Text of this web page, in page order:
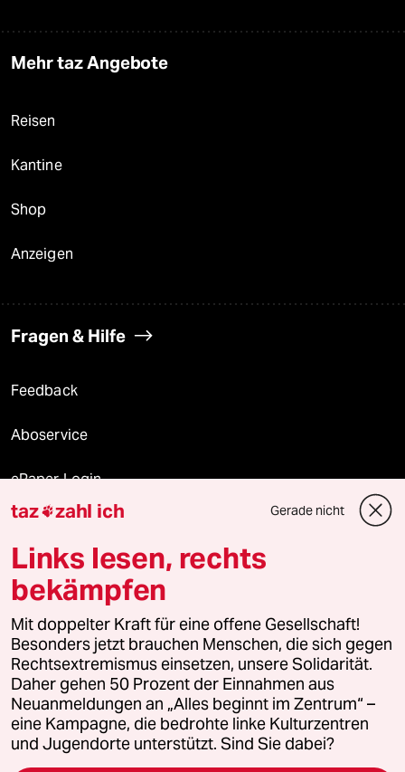
Mehr taz Angebote
Reisen
Kantine
Shop
Anzeigen
Fragen & Hilfe
Feedback
Aboservice
ePaper Login
Downloads für Abonnierende
© 2026 taz Verlags und Vertriebs GmbH
Alle Rechte vorbehalten. Bei rechtlichen Fragen oder für Genehmigungen
wenden Sie sich bitte an
lizenzen@taz.de
Feedback Redaktionsstatut Kommune-Richtlinien
Leitlinie Informant Datenschutz Impressum AGB
taz zahl ich Gerade nicht
Links lesen, rechts
bekämpfen
Mit doppelter Kraft für eine offene Gesellschaft!
Besonders jetzt brauchen Menschen, die sich gegen
Rechtsextremismus einsetzen, unsere Solidarität.
Daher gehen 50 Prozent der Einnahmen aus
Neuanmeldungen an „Alles beginnt im Zentrum“ –
eine Kampagne, die bedrohte linke Kulturzentren
und Jugendorte unterstützt. Sind Sie dabei?